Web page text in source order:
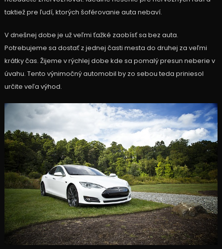
taktiež pre ľudí, ktorých šoférovanie auta nebaví.
V dnešnej dobe je už veľmi ťažké zaobísť sa bez auta.
Potrebujeme sa dostať z jednej časti mesta do druhej za veľmi
krátky čas. Žijeme v rýchlej dobe kde sa pomalý presun neberie v
úvahu. Tento výnimočný automobil by zo sebou teda priniesol
určite veľa výhod.